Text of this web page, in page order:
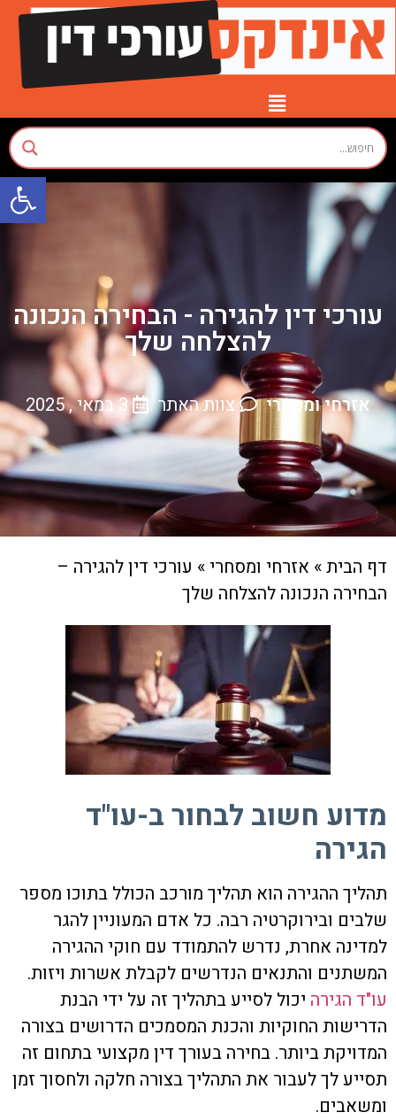
פתח
עורכי דין להגירה - הבחירה הנכונה
להצלחה שלך
אזרחי ומסחרי צוות האתר 3 במאי , 2025
דף הבית» אזרחי ומסחרי» עורכי דין להגירה –
הבחירה הנכונה להצלחה שלך
מדוע חשוב לבחור ב-עו"ד
הגירה
תהליך ההגירה הוא תהליך מורכב הכולל בתוכו מספר
שלבים ובירוקרטיה רבה. כל אדם המעוניין להגר
למדינה אחרת, נדרש להתמודד עם חוקי ההגירה
המשתנים והתנאים הנדרשים לקבלת אשרות ויזות.
עו"ד הגירה יכול לסייע בתהליך זה על ידי הבנת
הדרישות החוקיות והכנת המסמכים הדרושים בצורה
המדויקת ביותר. בחירה בעורך דין מקצועי בתחום זה
תסייע לך לעבור את התהליך בצורה חלקה ולחסוך זמן
ומשאבים.